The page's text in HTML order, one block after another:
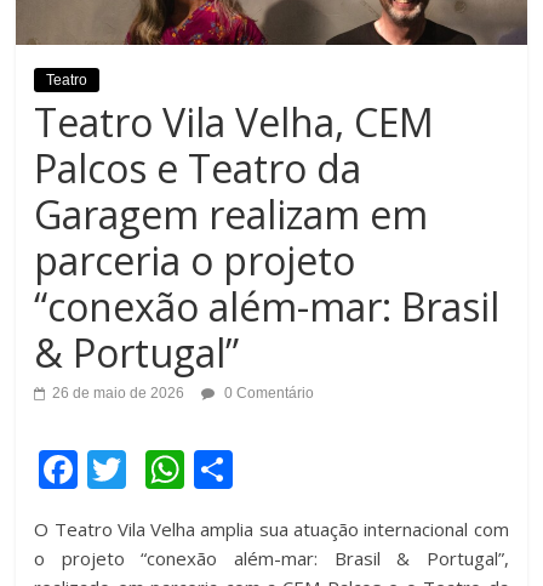
Teatro
Teatro Vila Velha, CEM
Palcos e Teatro da
Garagem realizam em
parceria o projeto
“conexão além-mar: Brasil
& Portugal”
26 de maio de 2026 0 Comentário
F
c
T
tt
W
at m
O Teatro Vila Velha amplia sua atuação internacional com
o projeto “conexão além-mar: Brasil & Portugal”,